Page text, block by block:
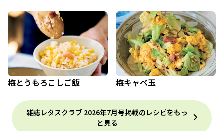
梅とうもろこしご飯 梅キャベ玉
雑誌レタスクラブ 2026年7月号掲載のレシピをもっ
と見る